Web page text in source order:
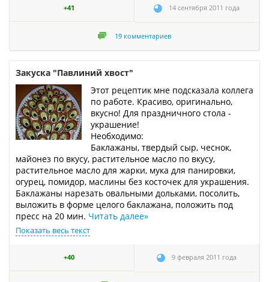
+41 14 сентября 2011 года
19 комментариев
Закуска "Павлиний хвост"
Этот рецептик мне подсказала коллега
по работе. Красиво, оригинально,
вкусно! Для праздничного стола -
украшение!
Необходимо:
Баклажаны, твердый сыр, чеснок,
майонез по вкусу, растительное масло по вкусу,
растительное масло для жарки, мука для панировки,
огурец, помидор, маслины без косточек для украшения.
Баклажаны нарезать овальными дольками, посолить,
выложить в форме целого баклажана, положить под
пресс на 20 мин. Читать далее»
Показать весь текст
+40 9 февраля 2011 года